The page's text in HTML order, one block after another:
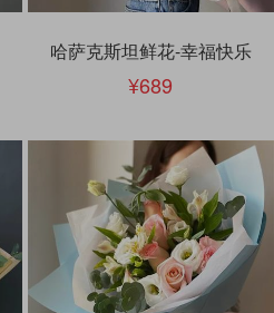
哈萨克斯坦鲜花-幸福快乐
689